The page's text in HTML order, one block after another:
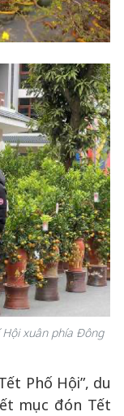
xuân phía Đông
Phố Hội”, du
mục đón Tết